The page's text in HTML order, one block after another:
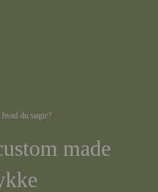
du søgte?
made